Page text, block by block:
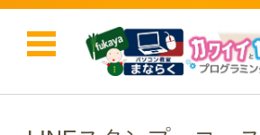
コンテンツに移動